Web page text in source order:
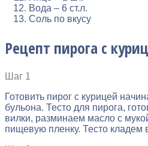
Вода – 6 ст.л.
Соль по вкусу
Рецепт пирога с
Шаг 1
Готовить пирог с курицей
бульона. Тесто для пирога,
вилки, разминаем масло с
пищевую пленку. Тесто кладем